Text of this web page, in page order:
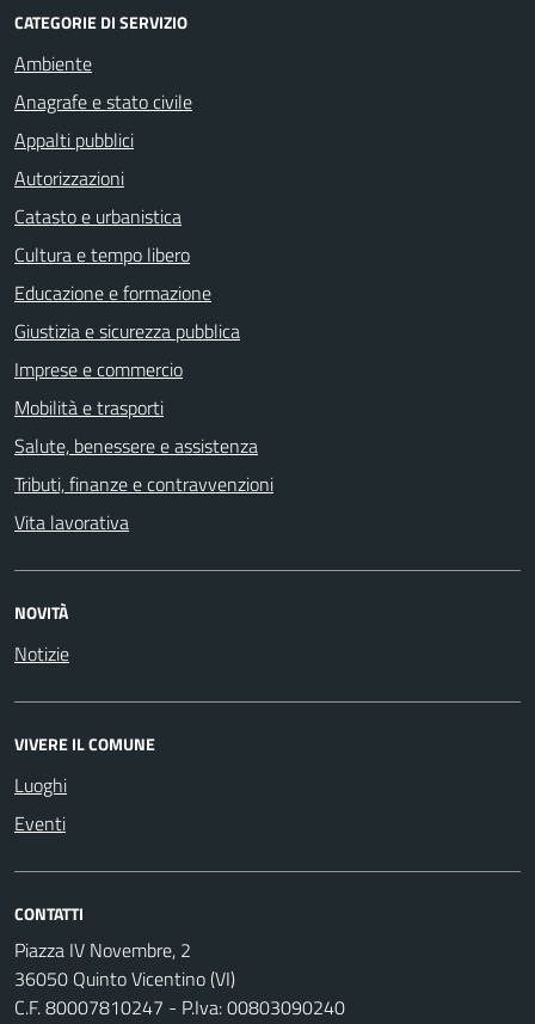
CATEGORIE DI SERVIZIO
Ambiente
Anagrafe e stato civile
Appalti pubblici
Autorizzazioni
Catasto e urbanistica
Cultura e tempo libero
Educazione e formazione
Giustizia e sicurezza pubblica
Imprese e commercio
Mobilità e trasporti
Salute, benessere e assistenza
Tributi, finanze e contravvenzioni
Vita lavorativa
NOVITÀ
Notizie
VIVERE IL COMUNE
Luoghi
Eventi
CONTATTI
Piazza IV Novembre, 2
36050 Quinto Vicentino (VI)
C.F. 80007810247 - P.Iva: 00803090240